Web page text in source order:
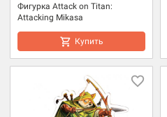
Фигурка Attack on Titan:
Attacking Mikasa
Купить